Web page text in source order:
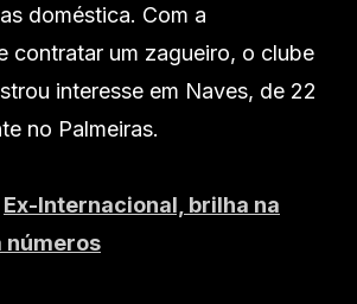
doméstica. Com a
contratar um zagueiro, o clube
interesse em Naves, de 22
no Palmeiras.
Ex-Internacional, brilha na
números